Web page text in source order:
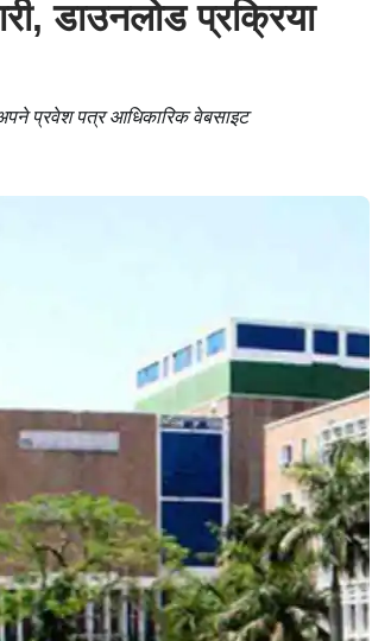
डाउनलोड प्रक्रिया
प्रवेश पत्र आधिकारिक वेबसाइट